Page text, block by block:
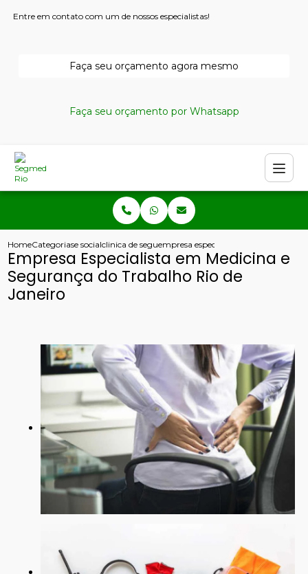
Entre em contato com um de nossos especialistas!
Faça seu orçamento agora mesmo
Faça seu orçamento por Whatsapp
HomeCategoriase socialclinica de seguranca do trabalho
empresa especialista em medicina e
Empresa Especialista em Medicina e
Segurança do Trabalho Rio de
Janeiro